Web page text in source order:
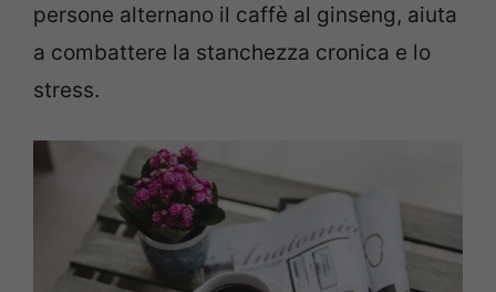
persone alternano il caffè al ginseng, aiuta
a combattere la stanchezza cronica e lo
stress.